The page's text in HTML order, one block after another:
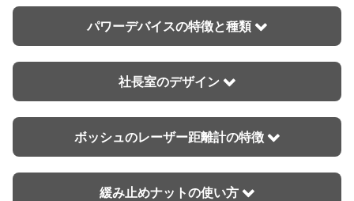
パワーデバイスの特徴と種類
社長室のデザイン
ボッシュのレーザー距離計の特徴
緩み止めナットの使い方